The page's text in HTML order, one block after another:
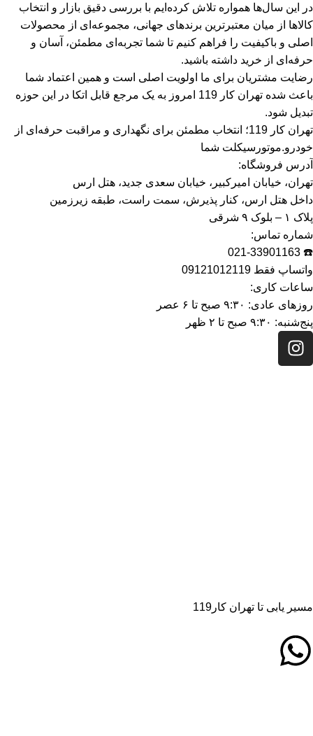
در این سال‌ها همواره تلاش کرده‌ایم با بررسی دقیق بازار و انتخاب
کالاها از میان معتبرترین برندهای جهانی، مجموعه‌ای از محصولات
اصلی و باکیفیت را فراهم کنیم تا شما تجربه‌ای مطمئن، آسان و
حرفه‌ای از خرید داشته باشید.
رضایت مشتریان برای ما اولویت اصلی است و همین اعتماد شما
باعث شده تهران کار 119 امروز به یک مرجع قابل اتکا در این حوزه
تبدیل شود.
تهران کار 119؛ انتخاب مطمئن برای نگهداری و مراقبت حرفه‌ای از
خودرو.موتورسیکلت شما
آدرس فروشگاه:
تهران، خیابان امیرکبیر، خیابان سعدی جدید، هتل ارس
داخل هتل ارس، کنار پذیرش، سمت راست، طبقه زیرزمین
پلاک ۱ – بلوک ۹ شرقی
شماره تماس:
☎️ 021-33901163
واتساپ فقط 09121012119
ساعات کاری:
روزهای عادی: ۹:۳۰ صبح تا ۶ عصر
پنج‌شنبه: ۹:۳۰ صبح تا ۲ ظهر
مسیر یابی تا تهران کار119